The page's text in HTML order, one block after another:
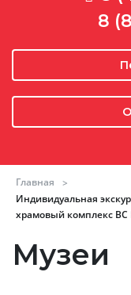
8
Главная
>
Индивидуальная
храмовый комплекс ВС
Музеи